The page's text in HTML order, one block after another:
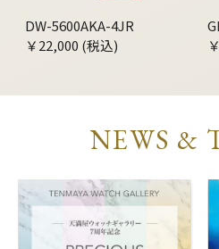
DW-5600AKA-4JR
￥22,000 (税込)
NEWS &